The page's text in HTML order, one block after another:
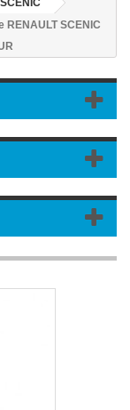
RENAULT SCENIC